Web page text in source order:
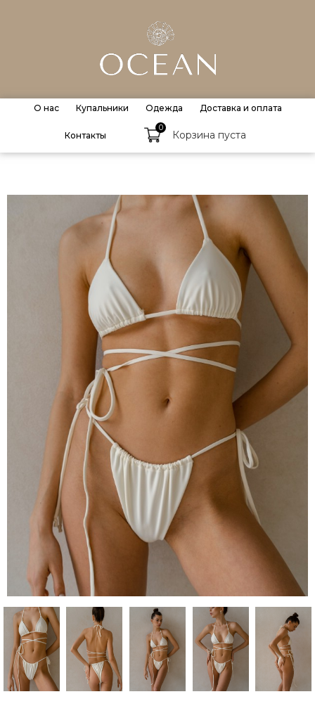
О нас Купальники Одежда Доставка и оплата
Контакты
0
Корзина пуста